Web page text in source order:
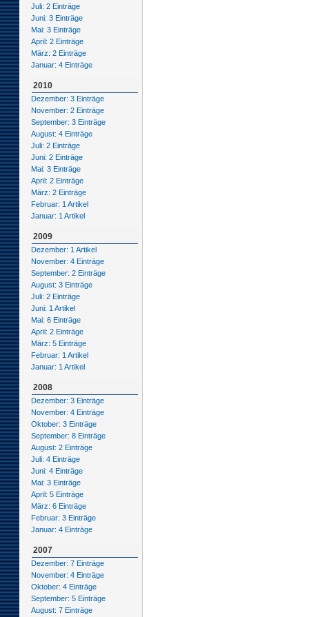
Juli: 2 Einträge
Juni: 3 Einträge
Mai: 3 Einträge
April: 2 Einträge
März: 2 Einträge
Januar: 4 Einträge
2010
Dezember: 3 Einträge
November: 2 Einträge
September: 3 Einträge
August: 4 Einträge
Juli: 2 Einträge
Juni: 2 Einträge
Mai: 3 Einträge
April: 2 Einträge
März: 2 Einträge
Februar: 1 Artikel
Januar: 1 Artikel
2009
Dezember: 1 Artikel
November: 4 Einträge
September: 2 Einträge
August: 3 Einträge
Juli: 2 Einträge
Juni: 1 Artikel
Mai: 6 Einträge
April: 2 Einträge
März: 5 Einträge
Februar: 1 Artikel
Januar: 1 Artikel
2008
Dezember: 3 Einträge
November: 4 Einträge
Oktober: 3 Einträge
September: 8 Einträge
August: 2 Einträge
Juli: 4 Einträge
Juni: 4 Einträge
Mai: 3 Einträge
April: 5 Einträge
März: 6 Einträge
Februar: 3 Einträge
Januar: 4 Einträge
2007
Dezember: 7 Einträge
November: 4 Einträge
Oktober: 4 Einträge
September: 5 Einträge
August: 7 Einträge